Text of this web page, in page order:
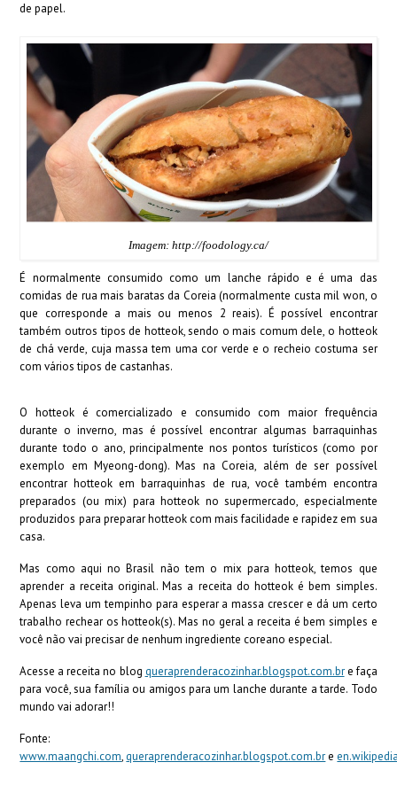
de papel.
Imagem: http://foodology.ca/
É normalmente consumido como um lanche rápido e é uma das
comidas de rua mais baratas da Coreia (normalmente custa mil won, o
que corresponde a mais ou menos 2 reais). É possível encontrar
também outros tipos de hotteok, sendo o mais comum dele, o hotteok
de chá verde, cuja massa tem uma cor verde e o recheio costuma ser
com vários tipos de castanhas.
O hotteok é comercializado e consumido com maior frequência
durante o inverno, mas é possível encontrar algumas barraquinhas
durante todo o ano, principalmente nos pontos turísticos (como por
exemplo em Myeong-dong). Mas na Coreia, além de ser possível
encontrar hotteok em barraquinhas de rua, você também encontra
preparados (ou mix) para hotteok no supermercado, especialmente
produzidos para preparar hotteok com mais facilidade e rapidez em sua
casa.
Mas como aqui no Brasil não tem o mix para hotteok, temos que
aprender a receita original. Mas a receita do hotteok é bem simples.
Apenas leva um tempinho para esperar a massa crescer e dá um certo
trabalho rechear os hotteok(s). Mas no geral a receita é bem simples e
você não vai precisar de nenhum ingrediente coreano especial.
Acesse a receita no blog queraprenderacozinhar.blogspot.com.bre faça
para você, sua família ou amigos para um lanche durante a tarde. Todo
mundo vai adorar!!
Fonte:
www.maangchi.com,queraprenderacozinhar.blogspot.com.bre